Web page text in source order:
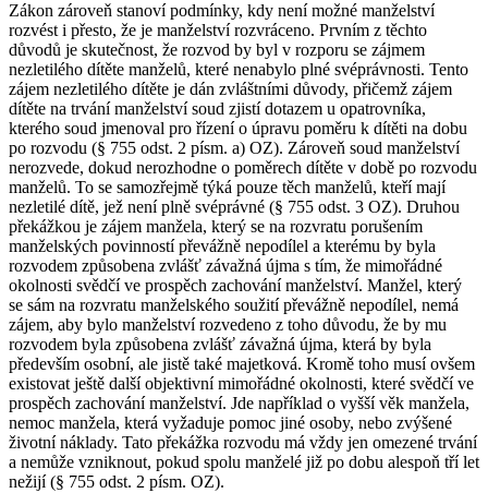
Zákon zároveň stanoví podmínky, kdy není možné manželství
rozvést i přesto, že je manželství rozvráceno. Prvním z těchto
důvodů je skutečnost, že rozvod by byl v rozporu se zájmem
nezletilého dítěte manželů, které nenabylo plné svéprávnosti. Tento
zájem nezletilého dítěte je dán zvláštními důvody, přičemž zájem
dítěte na trvání manželství soud zjistí dotazem u opatrovníka,
kterého soud jmenoval pro řízení o úpravu poměru k dítěti na dobu
po rozvodu (§ 755 odst. 2 písm. a) OZ). Zároveň soud manželství
nerozvede, dokud nerozhodne o poměrech dítěte v době po rozvodu
manželů. To se samozřejmě týká pouze těch manželů, kteří mají
nezletilé dítě, jež není plně svéprávné (§ 755 odst. 3 OZ). Druhou
překážkou je zájem manžela, který se na rozvratu porušením
manželských povinností převážně nepodílel a kterému by byla
rozvodem způsobena zvlášť závažná újma s tím, že mimořádné
okolnosti svědčí ve prospěch zachování manželství. Manžel, který
se sám na rozvratu manželského soužití převážně nepodílel, nemá
zájem, aby bylo manželství rozvedeno z toho důvodu, že by mu
rozvodem byla způsobena zvlášť závažná újma, která by byla
především osobní, ale jistě také majetková. Kromě toho musí ovšem
existovat ještě další objektivní mimořádné okolnosti, které svědčí ve
prospěch zachování manželství. Jde například o vyšší věk manžela,
nemoc manžela, která vyžaduje pomoc jiné osoby, nebo zvýšené
životní náklady. Tato překážka rozvodu má vždy jen omezené trvání
a nemůže vzniknout, pokud spolu manželé již po dobu alespoň tří let
nežijí (§ 755 odst. 2 písm. OZ).